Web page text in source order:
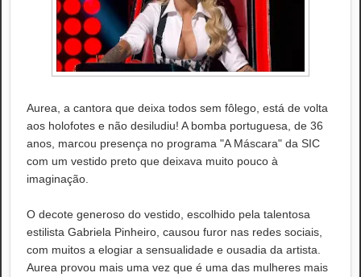
Aurea, a cantora que deixa todos sem fôlego, está de volta
aos holofotes e não desiludiu! A bomba portuguesa, de 36
anos, marcou presença no programa "A Máscara" da SIC
com um vestido preto que deixava muito pouco à
imaginação.
O decote generoso do vestido, escolhido pela talentosa
estilista Gabriela Pinheiro, causou furor nas redes sociais,
com muitos a elogiar a sensualidade e ousadia da artista.
Aurea provou mais uma vez que é uma das mulheres mais